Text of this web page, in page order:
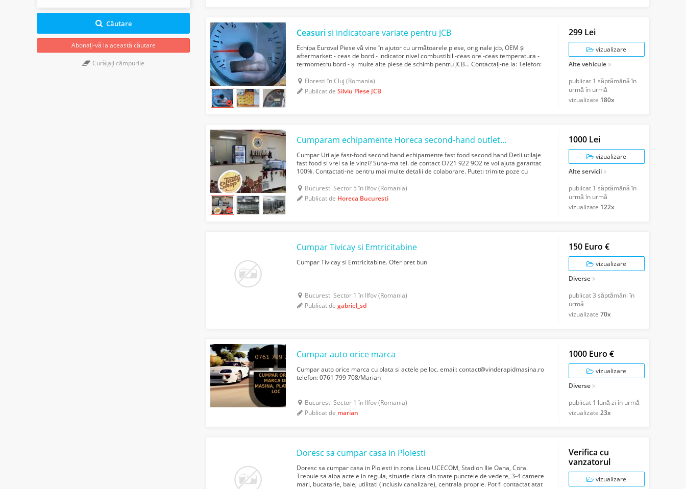
Ceasurisi indicatoare variate pentru JCB
Echipa Euroval Piese vă vine în ajutor cu următoarele piese, originale jcb, OEM și
aftermarket: - ceas de bord - indicator nivel combustibil -ceas ore -ceas temperatura -
termometru bord - și multe alte piese de schimb pentru JCB... Contactați-ne la: Telefon:
Floresti în Cluj (Romania)
Publicat deSilviu Piese JCB
299 Lei
vizualizare
Alte vehicule
publicat 1 săptămână în
urmă în urmă
vizualizate 180x
Cumparam echipamente Horeca second-hand outlet Horeca Bucuresti
Cumpar Utilaje fast-food second hand echipamente fast food second hand Detii utilaje
fast food si vrei sa le vinzi? Suna-ma tel. de contact O721 922 9O2 te voi ajuta garantat
100%. Contactati-ne pentru mai multe detalii de colaborare. Puteti trimite poze cu
Bucuresti Sector 5 în Ilfov (Romania)
Publicat de Horeca Bucuresti
1000 Lei
vizualizare
Alte servicii
publicat 1 săptămână în
urmă în urmă
vizualizate 122x
Cumpar Tivicay si Emtricitabine
Cumpar Tivicay si Emtricitabine. Ofer pret bun
Bucuresti Sector 1 în Ilfov (Romania)
Publicat degabriel_sd
150 Euro €
vizualizare
Diverse
publicat3 săptămâni în
urmă
vizualizate 70x
Cumpar auto orice marca
Cumpar auto orice marca cu plata si actele pe loc. email: contact@vinderapidmasina.ro
telefon: 0761 799 708/Marian
Bucuresti Sector 1 în Ilfov (Romania)
Publicat de marian
1000 Euro €
vizualizare
Diverse
publicat 1 lună zi în urmă
vizualizate 23x
Doresc sa cumpar casa in Ploiesti
Doresc sa cumpar casa in Ploiesti in zona Liceu UCECOM, Stadion Ilie Oana, Cora.
Trebuie sa aiba actele in regula, situatie clara din toate punctele de vedere, 3-4 camere
mari, bucatarie, baie, utilitati (inclusiv canalizare), centrala proprie. Pot fi contactat atat
Verifica cu
vanzatorul
vizualizare
Căutare
Abonați-vă la această căutare
Curățați câmpurile